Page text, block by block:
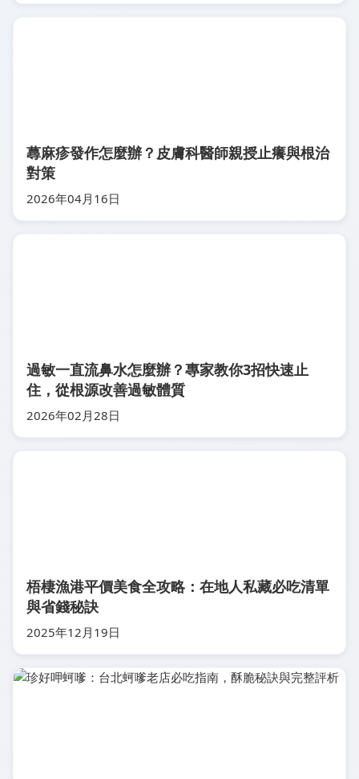
蕁麻疹發作怎麼辦？皮膚科醫師親授止癢與根治
對策
2026年04月16日
過敏一直流鼻水怎麼辦？專家教你3招快速止
住，從根源改善過敏體質
2026年02月28日
梧棲漁港平價美食全攻略：在地人私藏必吃清單
與省錢秘訣
2025年12月19日